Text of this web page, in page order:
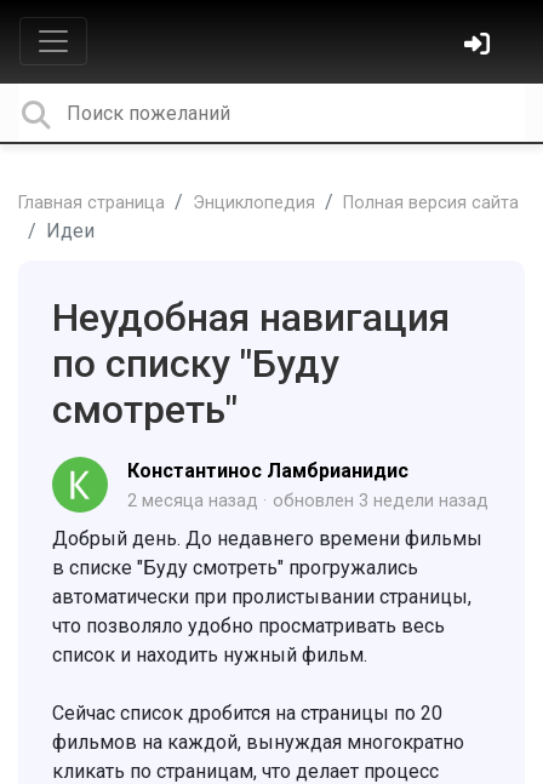
Главная страница Энциклопедия Полная версия сайта
Идеи
Неудобная навигация
по списку "Буду
смотреть"
Константинос Ламбрианидис
2 месяца назад обновлен 3 недели назад
Добрый день. До недавнего времени фильмы
в списке "Буду смотреть" прогружались
автоматически при пролистывании страницы,
что позволяло удобно просматривать весь
список и находить нужный фильм.
Сейчас список дробится на страницы по 20
фильмов на каждой, вынуждая многократно
кликать по страницам, что делает процесс